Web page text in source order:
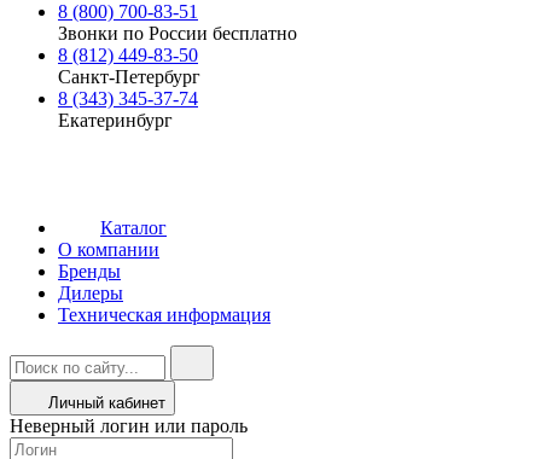
8 (800) 700-83-51
Звонки по России бесплатно
8 (812) 449-83-50
Санкт-Петербург
8 (343) 345-37-74
Екатеринбург
Каталог
О компании
Бренды
Дилеры
Техническая информация
Личный кабинет
Неверный логин или пароль